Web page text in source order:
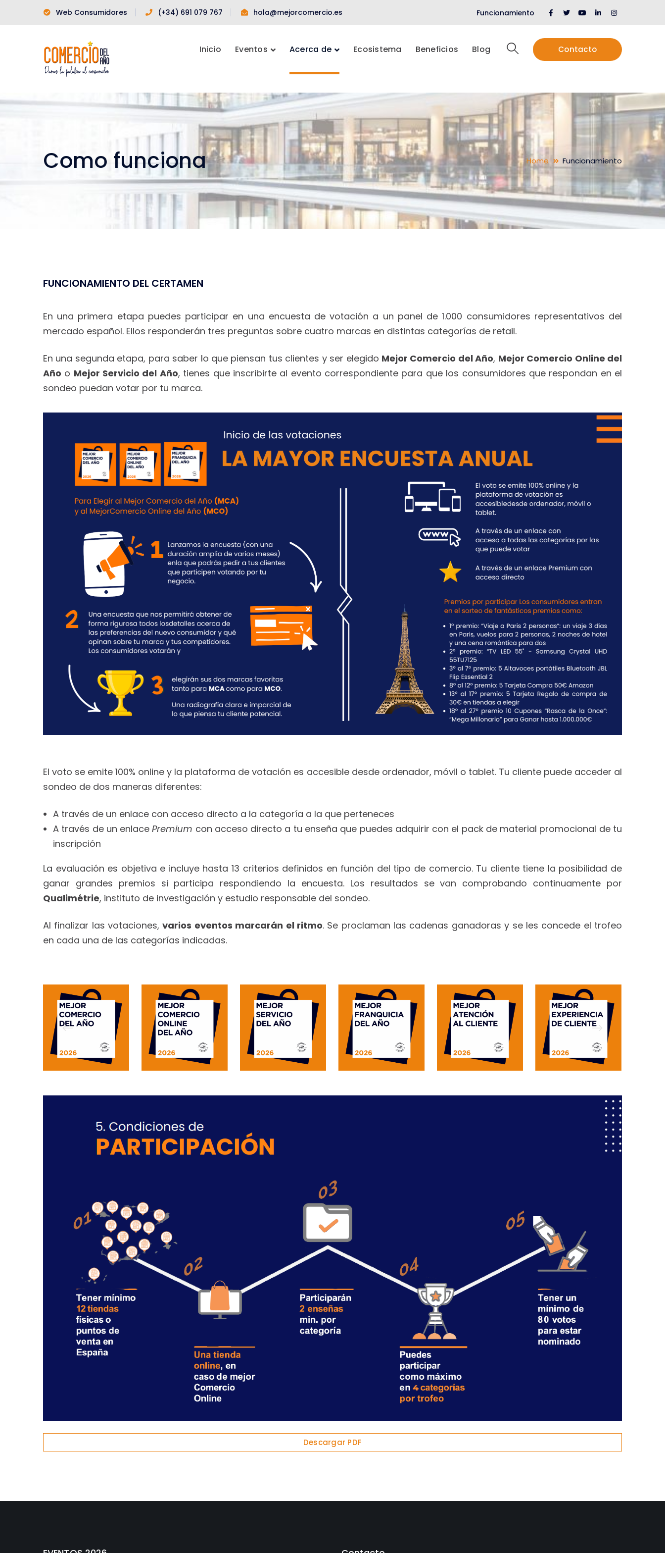
Web Consumidores (+34) 691 079 767 hola@mejorcomercio.es Funcionamiento
Facebook
TwitterYoutube
LinkedInInstagram
Contacto
Inicio Eventos Acerca de Ecosistema Beneficios Blog
Como funciona Home Funcionamiento
FUNCIONAMIENTO DEL CERTAMEN
En una primera etapa puedes participar en una encuesta de votación a un panel de 1.000 consumidores representativos del
mercado español. Ellos responderán tres preguntas sobre cuatro marcas en distintas categorías de retail.
En una segunda etapa, para saber lo que piensan tus clientes y ser elegido Mejor Comercio del Año, Mejor Comercio Online del
Año o Mejor Servicio del Año, tienes que inscribirte al evento correspondiente para que los consumidores que respondan en el
sondeo puedan votar por tu marca.
El voto se emite 100% online y la plataforma de votación es accesible desde ordenador, móvil o tablet. Tu cliente puede acceder al
sondeo de dos maneras diferentes:
A través de un enlace con acceso directo a la categoría a la que perteneces
A través de un enlace Premium con acceso directo a tu enseña que puedes adquirir con el pack de material promocional de tu
inscripción
La evaluación es objetiva e incluye hasta 13 criterios definidos en función del tipo de comercio. Tu cliente tiene la posibilidad de
ganar grandes premios si participa respondiendo la encuesta. Los resultados se van comprobando continuamente por
Qualimétrie, instituto de investigación y estudio responsable del sondeo.
Al finalizar las votaciones,varios eventos marcarán el ritmo. Se proclaman las cadenas ganadoras y se les concede el trofeo
en cada una de las categorías indicadas.
Descargar PDF